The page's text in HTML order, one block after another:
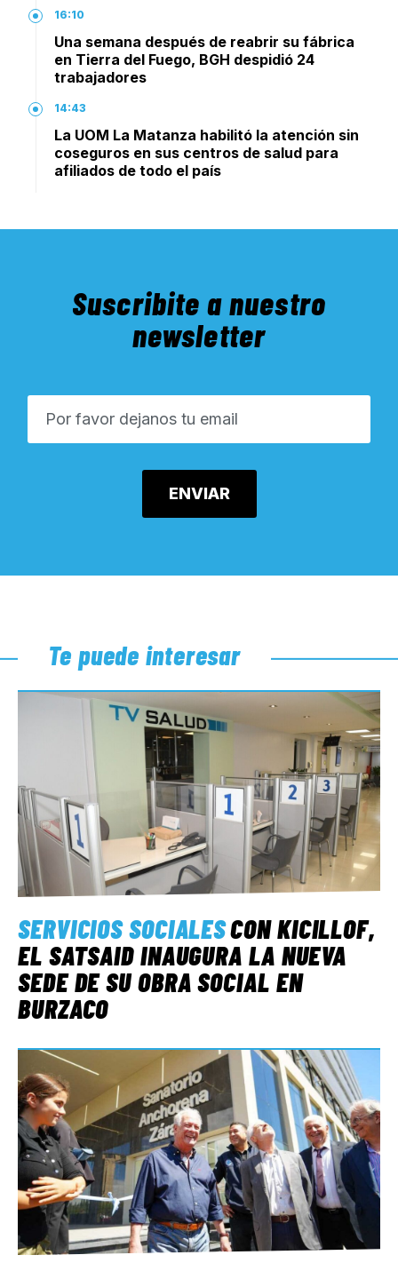
16:10
Una semana después de reabrir su fábrica
en Tierra del Fuego, BGH despidió 24
trabajadores
14:43
La UOM La Matanza habilitó la atención sin
coseguros en sus centros de salud para
afiliados de todo el país
Suscribite a nuestro
newsletter
Te puede interesar
SERVICIOS SOCIALESCON KICILLOF,
EL SATSAID INAUGURA LA NUEVA
SEDE DE SU OBRA SOCIAL EN
BURZACO